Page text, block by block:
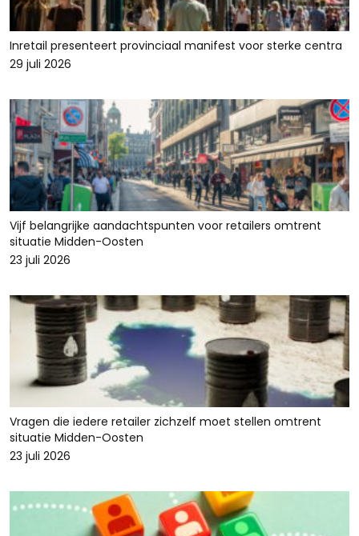
Inretail presenteert provinciaal manifest voor sterke centra
29 juli 2026
Vijf belangrijke aandachtspunten voor retailers omtrent
situatie Midden-Oosten
23 juli 2026
Vragen die iedere retailer zichzelf moet stellen omtrent
situatie Midden-Oosten
23 juli 2026